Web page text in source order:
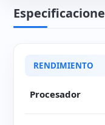
Ficha técnica de
RENDIMIENTO
Procesador